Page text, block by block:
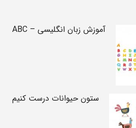
آموزش زبان انگلیسی – ABC
ستون حیوانات درست کنیم